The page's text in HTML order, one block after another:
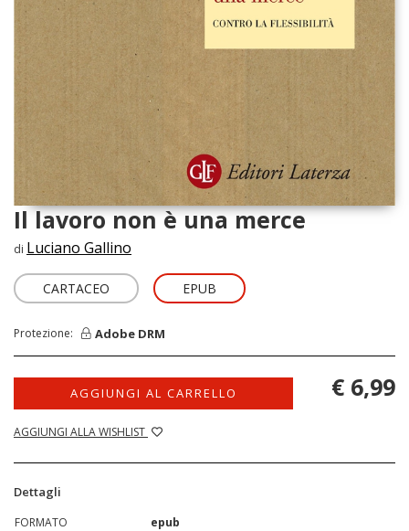
Il lavoro non è una merce
di Luciano Gallino
CARTACEO EPUB
Protezione: Adobe DRM
AGGIUNGI AL CARRELLO
AGGIUNGI ALLA WISHLIST
€ 6,99
Dettagli
FORMATO
epub